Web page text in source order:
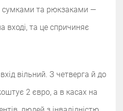
сумками та рюкзаками —
вході, та це спричиняє
вільний. З четверга й до
2 євро, а в касах на